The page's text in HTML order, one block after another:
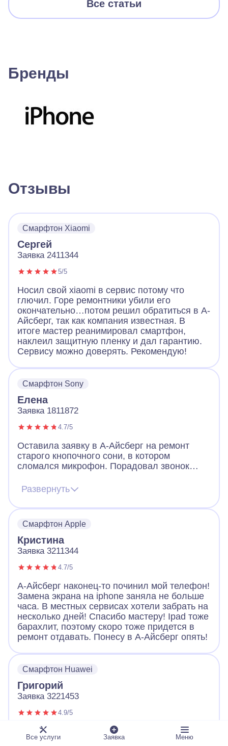
Все статьи
Бренды
Отзывы
Смарфтон Xiaomi
Сергей
Заявка 2411344
5/5
Носил свой xiaomi в сервис потому что
глючил. Горе ремонтники убили его
окончательно…потом решил обратиться в А-
Айсберг, так как компания известная. В
итоге мастер реанимировал смартфон,
наклеил защитную пленку и дал гарантию.
Сервису можно доверять. Рекомендую!
Смарфтон Sony
Елена
Заявка 1811872
4.7/5
Оставила заявку в А-Айсберг на ремонт
старого кнопочного сони, в котором
сломался микрофон. Порадовал звонок
назначил мастера, договорились, что он
приедет вечером того же дня. Так и
случилось. Мастер разобрал телефон, что-
Большое спасибо!
Развернуть
Смарфтон Apple
Кристина
Заявка 3211344
4.7/5
А-Айсберг наконец-то починил мой телефон!
Замена экрана на iphone заняла не больше
часа. В местных сервисах хотели забрать на
несколько дней! Спасибо мастеру! Ipad тоже
барахлит, поэтому скоро тоже придется в
ремонт отдавать. Понесу в А-Айсберг опять!
Смарфтон Huawei
Григорий
Заявка 3221453
4.9/5
Обращался с неисправным телефоном в А-
Айсберг. Оператор вежливо выслушал и
Все услуги Заявка Меню